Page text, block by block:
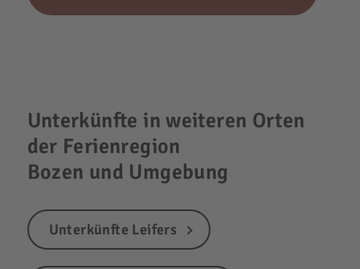
Unterkünfte in weiteren Orten
der Ferienregion
Bozen und Umgebung
Unterkünfte Leifers